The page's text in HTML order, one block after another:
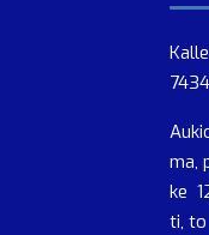
ma,
ke
ti, to